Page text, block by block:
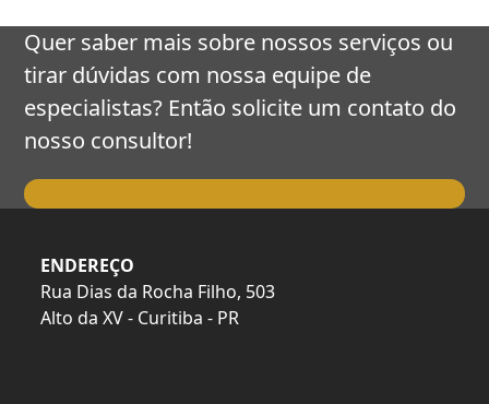
carousel
navigation
buttons
Quer saber mais sobre nossos serviços ou
tirar dúvidas com nossa equipe de
especialistas? Então solicite um contato do
nosso consultor!
ENDEREÇO
Rua Dias da Rocha Filho, 503
Alto da XV - Curitiba - PR